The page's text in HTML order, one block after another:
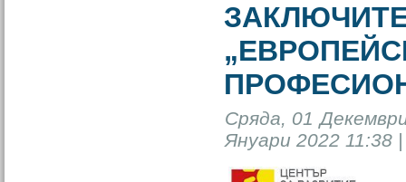
Сряда, 01
Януари 2022 11:38